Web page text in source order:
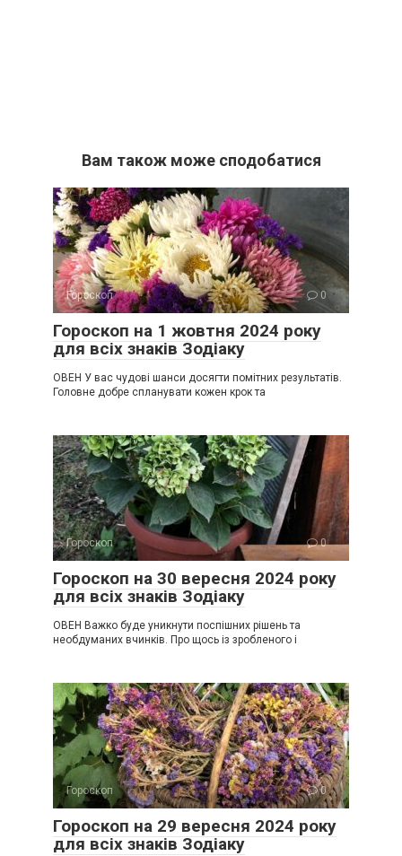
Вам також може сподобатися
Гороскоп 0
Гороскоп на 1 жовтня 2024 року
для всіх знаків Зодіаку
ОВЕН У вас чудові шанси досягти помітних результатів.
Головне добре спланувати кожен крок та
Гороскоп 0
Гороскоп на 30 вересня 2024 року
для всіх знаків Зодіаку
ОВЕН Важко буде уникнути поспішних рішень та
необдуманих вчинків. Про щось із зробленого і
Гороскоп 0
Гороскоп на 29 вересня 2024 року
для всіх знаків Зодіаку